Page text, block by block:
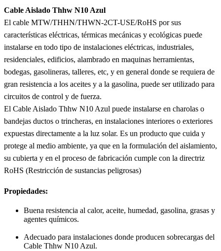
Cable Aislado Thhw N10 Azul
El cable MTW/THHN/THWN-2CT-USE/RoHS por sus
características eléctricas, térmicas mecánicas y ecológicas puede
instalarse en todo tipo de instalaciones eléctricas, industriales,
residenciales, edificios, alambrado en maquinas herramientas,
bodegas, gasolineras, talleres, etc, y en general donde se requiera de
gran resistencia a los aceites y a la gasolina, puede ser utilizado para
circuitos de control y de fuerza.
El Cable Aislado Thhw N10 Azul puede instalarse en charolas o
bandejas ductos o trincheras, en instalaciones interiores o exteriores
expuestas directamente a la luz solar. Es un producto que cuida y
protege al medio ambiente, ya que en la formulación del aislamiento,
su cubierta y en el proceso de fabricación cumple con la directriz
RoHS (Restricción de sustancias peligrosas)
Propiedades:
Buena resistencia al calor, aceite, humedad, gasolina, grasas y
agentes químicos.
Adecuado para instalaciones donde producen sobrecargas del
Cable Thhw N10 Azul.